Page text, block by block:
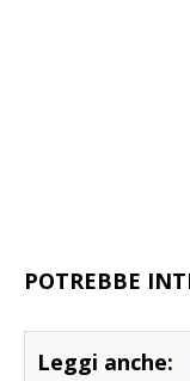
POTREBBE
Leggi anche: